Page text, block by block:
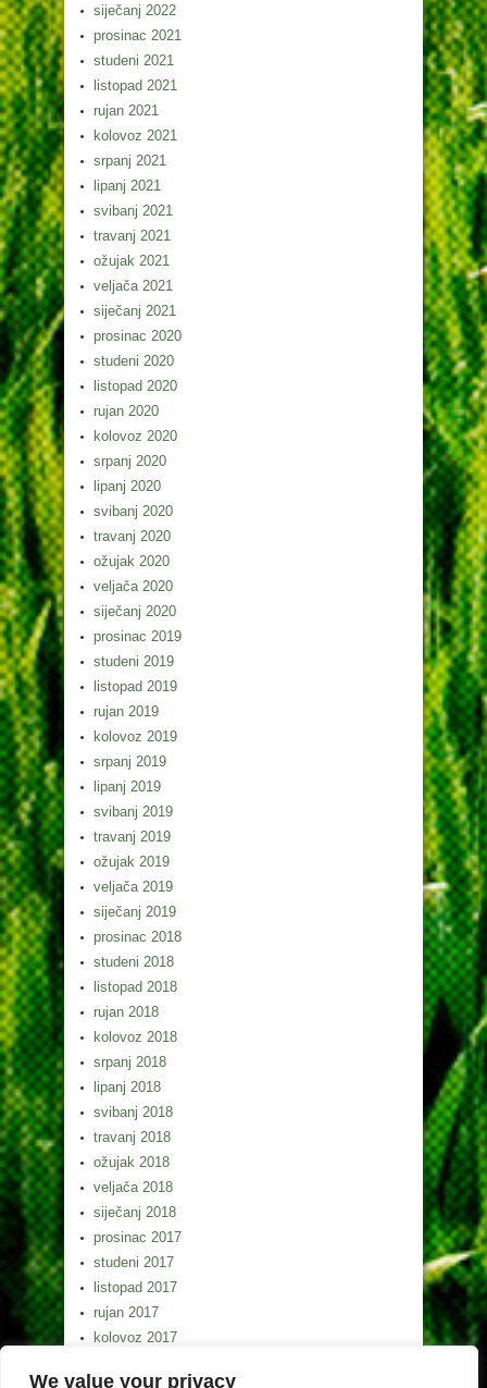
We value your privacy
siječanj 2022
prosinac 2021
studeni 2021
listopad 2021
rujan 2021
kolovoz 2021
srpanj 2021
lipanj 2021
svibanj 2021
travanj 2021
ožujak 2021
veljača 2021
siječanj 2021
prosinac 2020
studeni 2020
listopad 2020
rujan 2020
kolovoz 2020
srpanj 2020
lipanj 2020
svibanj 2020
travanj 2020
ožujak 2020
veljača 2020
siječanj 2020
prosinac 2019
studeni 2019
listopad 2019
rujan 2019
kolovoz 2019
srpanj 2019
lipanj 2019
svibanj 2019
travanj 2019
ožujak 2019
veljača 2019
siječanj 2019
prosinac 2018
studeni 2018
listopad 2018
rujan 2018
kolovoz 2018
srpanj 2018
lipanj 2018
svibanj 2018
travanj 2018
ožujak 2018
veljača 2018
siječanj 2018
prosinac 2017
studeni 2017
listopad 2017
rujan 2017
kolovoz 2017